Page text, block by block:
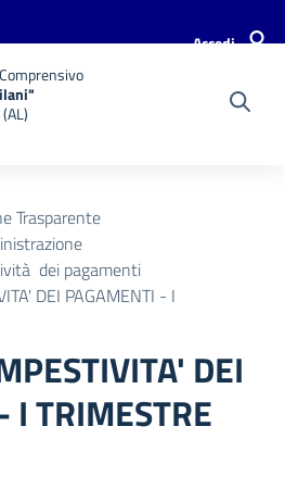
Accedi
Trasparente
dei pagamenti
DEI PAGAMENTI - I
DEI
I TRIMESTRE